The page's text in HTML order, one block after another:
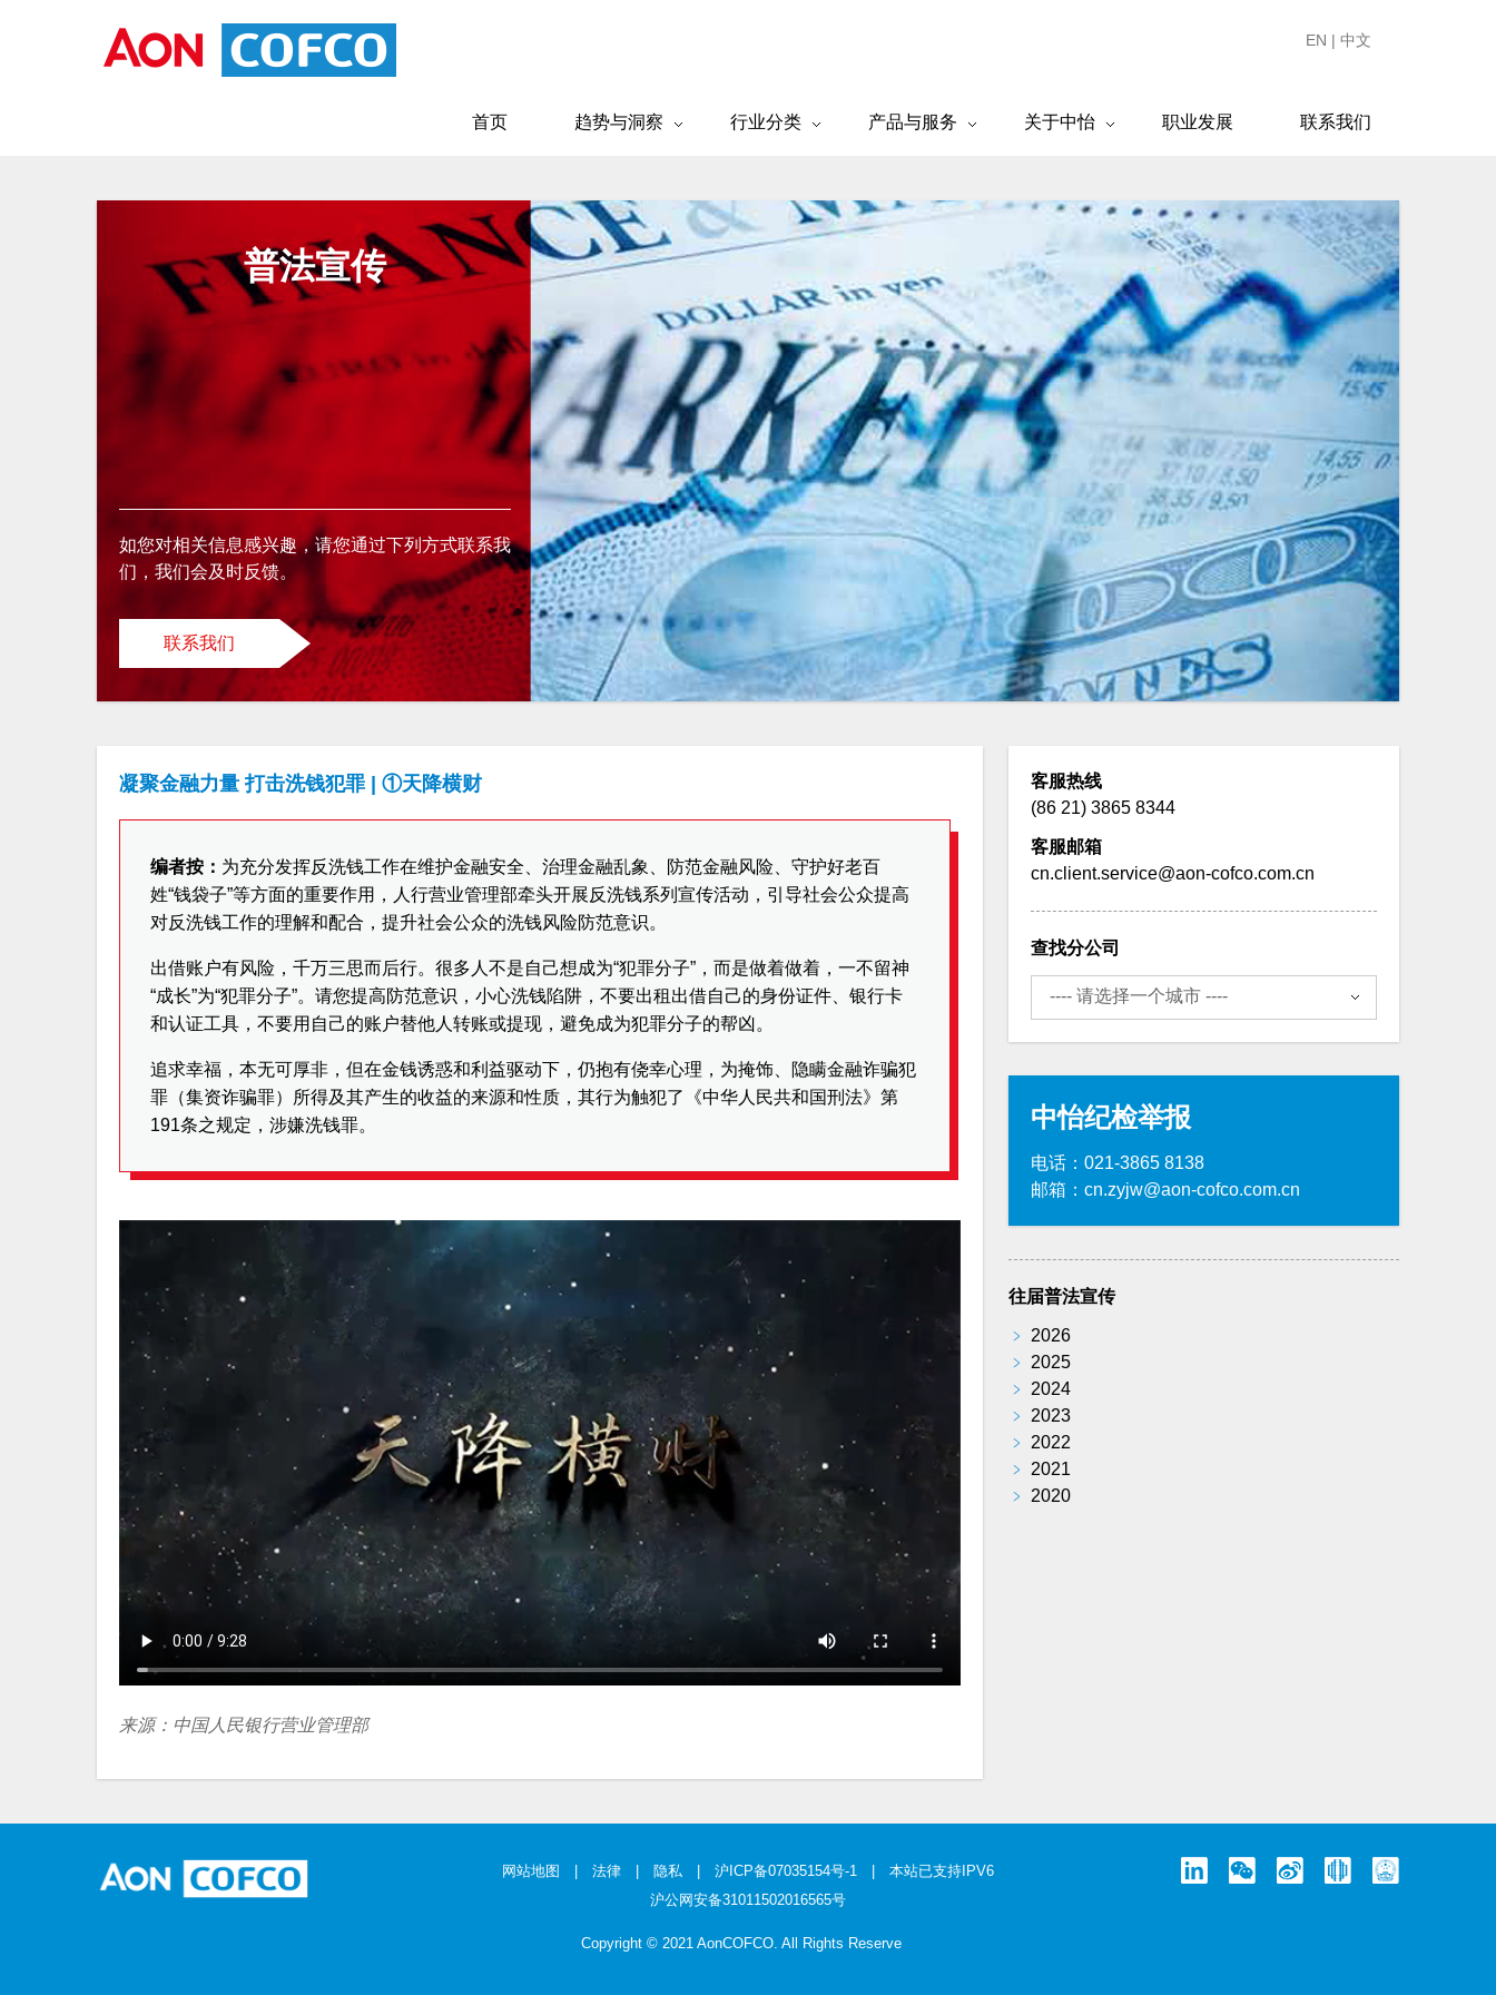
EN | 中文
首页 趋势与洞察 行业分类 产品与服务 关于中怡 职业发展 联系我们
普法宣传
如您对相关信息感兴趣，请您通过下列方式联系我
们，我们会及时反馈。
联系我们
凝聚金融力量 打击洗钱犯罪 | ①天降横财
编者按： 为充分发挥反洗钱工作在维护金融安全、治理金融乱象、防范金融风险、守护好老百
姓“钱袋子”等方面的重要作用，人行营业管理部牵头开展反洗钱系列宣传活动，引导社会公众提高
对反洗钱工作的理解和配合，提升社会公众的洗钱风险防范意识。
出借账户有风险，千万三思而后行。很多人不是自己想成为“犯罪分子”，而是做着做着，一不留神
“成长”为“犯罪分子”。请您提高防范意识，小心洗钱陷阱，不要出租出借自己的身份证件、银行卡
和认证工具，不要用自己的账户替他人转账或提现，避免成为犯罪分子的帮凶。
追求幸福，本无可厚非，但在金钱诱惑和利益驱动下，仍抱有侥幸心理，为掩饰、隐瞒金融诈骗犯
罪（集资诈骗罪）所得及其产生的收益的来源和性质，其行为触犯了《中华人民共和国刑法》第
191条之规定，涉嫌洗钱罪。
来源：中国人民银行营业管理部
客服热线
(86 21) 3865 8344
客服邮箱
cn.client.service@aon-cofco.com.cn
查找分公司
中怡纪检举报
电话：021-3865 8138
邮箱：cn.zyjw@aon-cofco.com.cn
往届普法宣传
﹥
2026
﹥
2025
﹥
2024
﹥
2023
﹥
2022
﹥
2021
﹥
2020
网站地图 法律 隐私 沪ICP备07035154号-1 | 本站已支持IPV6
沪公网安备31011502016565号
Copyright © 2021 AonCOFCO. All Rights Reserve